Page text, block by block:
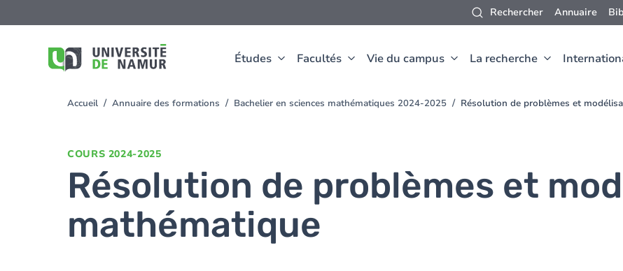
Rechercher Annuaire
Études Facultés Vie du campus La recherche
au
You
Accueil Annuaire des formations Bachelier en sciences mathématiques 2024-2025 Résolution de problèmes et
COURS 2024-2025
Résolution de problèmes et
mathématique